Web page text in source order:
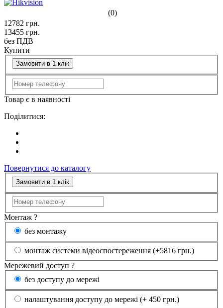
(0)
12782 грн.
13455 грн.
без ПДВ
Купити
Замовити в 1 клік
Товар є в наявності
Поділитися:
Повернутися до каталогу
Замовити в 1 клік
Монтаж ?
без монтажу
монтаж системи відеоспостереження (+5816 грн.)
Мережевий доступ ?
без доступу до мережі
налаштування доступу до мережі (+ 450 грн.)